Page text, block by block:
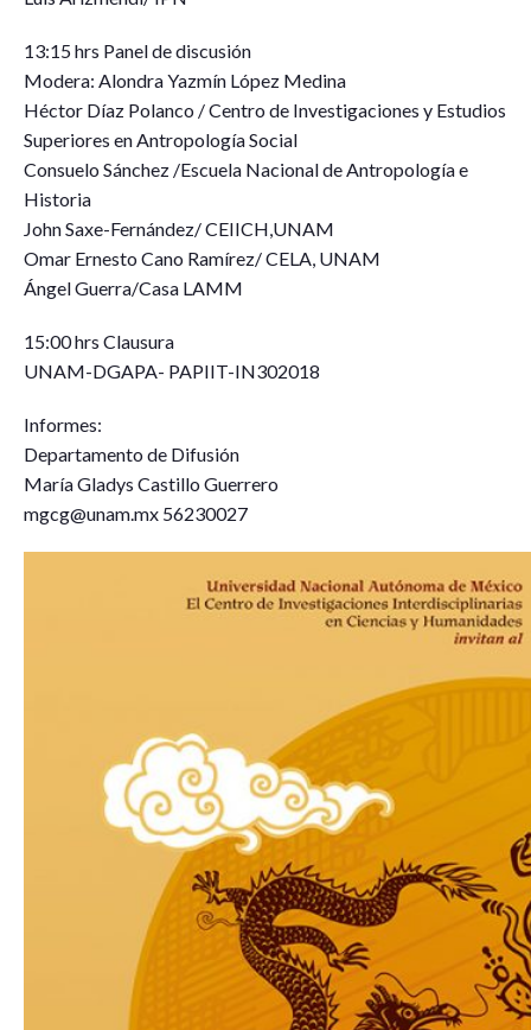
13:15 hrs Panel de discusión
Modera: Alondra Yazmín López Medina
Héctor Díaz Polanco / Centro de Investigaciones y Estudios
Superiores en Antropología Social
Consuelo Sánchez /Escuela Nacional de Antropología e
Historia
John Saxe-Fernández/ CEIICH,UNAM
Omar Ernesto Cano Ramírez/ CELA, UNAM
Ángel Guerra/Casa LAMM
15:00 hrs Clausura
UNAM-DGAPA- PAPIIT-IN302018
Informes:
Departamento de Difusión
María Gladys Castillo Guerrero
mgcg@unam.mx 56230027